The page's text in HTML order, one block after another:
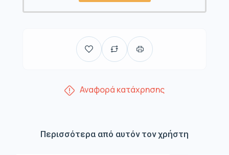
Αναφορά κατάχρησης
Περισσότερα από αυτόν τον χρήστη